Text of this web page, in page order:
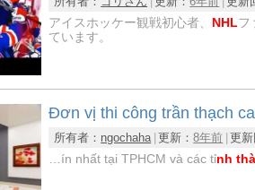
アイスホッケー観戦初心者、
NHLフ
ています。
Đơn vị thi công trần thạch
所有者： ngochaha 更新：8年前 更新
…ín nhất tại TPHCM và các tỉnh